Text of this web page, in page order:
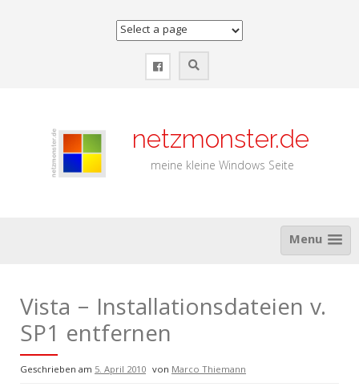
netzmonster.de
meine kleine Windows Seite
Menu
Vista – Installationsdateien v.
SP1 entfernen
Geschrieben am 5. April 2010 von Marco Thiemann